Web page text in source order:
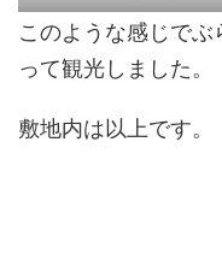
このような感じで
って観光しました。
敷地内は以上です。